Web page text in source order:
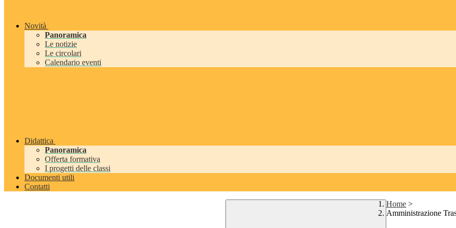
Novità
Panoramica
Le notizie
Le circolari
Calendario eventi
Didattica
Panoramica
Offerta formativa
I progetti delle classi
Documenti utili
Contatti
Home >
Amministrazione